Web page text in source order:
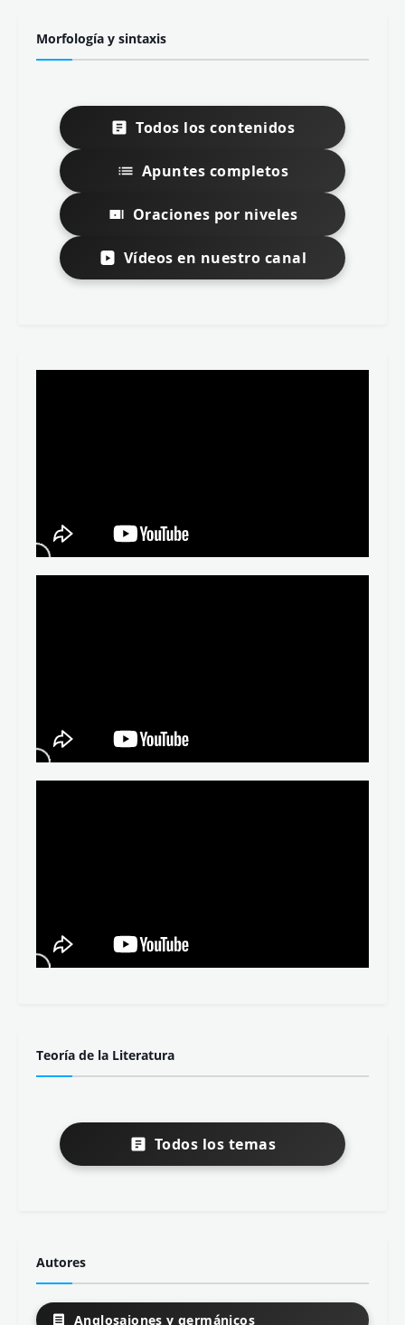
Morfología y sintaxis
Todos los contenidos
Apuntes completos
Oraciones por niveles
Vídeos en nuestro canal
Teoría de la Literatura
Todos los temas
Autores
Anglosajones y germánicos